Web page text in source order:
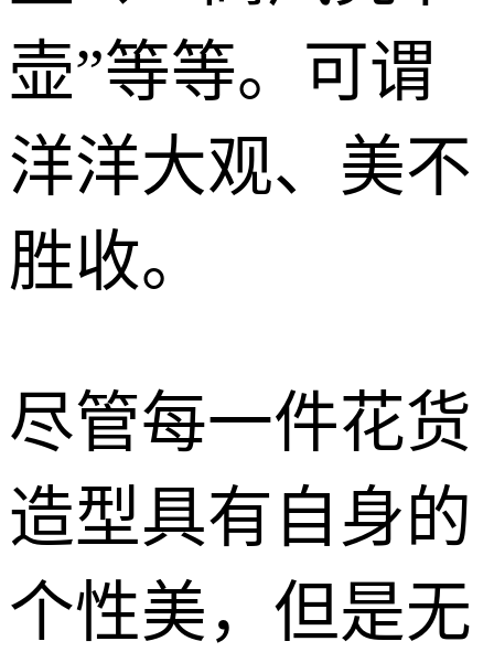
壶”等等。可谓
洋洋大观、美不
胜收。
尽管每一件花货
造型具有自身的
个性美，但是无